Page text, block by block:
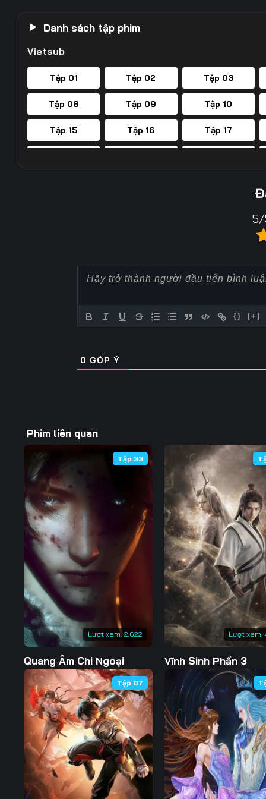
Danh sách tập phim
Vietsub
Tập 01 Tập 02 Tập 03
Tập 08 Tập 09 Tập 10
Tập 15 Tập 16 Tập 17
Tập 65 Tập 66
Tập 99 Tập 100 Tập 101
Tập 108
Tập 113 Tập 115
Tập 120 Tập 121 Tập 122
Tập 127 Tập 128 Tập 129
Tập 134 Tập 136
Tập 141 Tập 143
Tập 148 Tập 149 Tập 150
Tập 155 Tập 157
Tập 162 Tập 163 Tập 164
Tập 169 Tập 170 Tập 171
Tập 176 Tập 177 Tập 178
Tập 183 Tập 184 Tập 185
Tập 190 Tập 191 Tập 192
5/
{} [+]
0 GÓP Ý
Phim liên quan
Lượt xem: 2.622
Tập 33
Quang Âm Chi Ngoại
Lượt xem:
Vĩnh Sinh Phần 3
Tập 07